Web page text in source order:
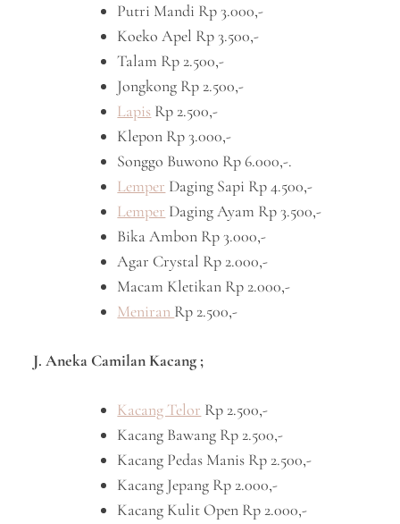
Putri Mandi Rp 3.000,-
Koeko Apel Rp 3.500,-
Talam Rp 2.500,-
Jongkong Rp 2.500,-
Lapis Rp 2.500,-
Klepon Rp 3.000,-
Songgo Buwono Rp 6.000,-.
Lemper Daging Sapi Rp 4.500,-
Lemper Daging Ayam Rp 3.500,-
Bika Ambon Rp 3.000,-
Agar Crystal Rp 2.000,-
Macam Kletikan Rp 2.000,-
Meniran Rp 2.500,-
J. Aneka Camilan Kacang ;
Kacang Telor Rp 2.500,-
Kacang Bawang Rp 2.500,-
Kacang Pedas Manis Rp 2.500,-
Kacang Jepang Rp 2.000,-
Kacang Kulit Open Rp 2.000,-